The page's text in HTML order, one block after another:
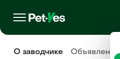
О заводчике Объявления